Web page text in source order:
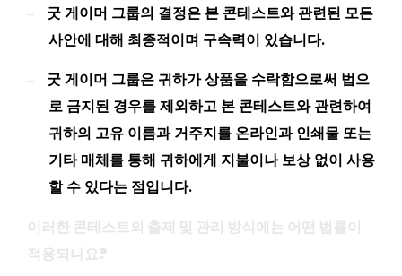
–
굿 게이머 그룹의 결정은 본 콘테스트와 관련된 모든
사안에 대해 최종적이며 구속력이 있습니다.
–
굿 게이머 그룹은 귀하가 상품을 수락함으로써 법으
로 금지된 경우를 제외하고 본 콘테스트와 관련하여
귀하의 고유 이름과 거주지를 온라인과 인쇄물 또는
기타 매체를 통해 귀하에게 지불이나 보상 없이 사용
할 수 있다는 점입니다.
이러한 콘테스트의 출제 및 관리 방식에는 어떤 법률이
적용되나요?